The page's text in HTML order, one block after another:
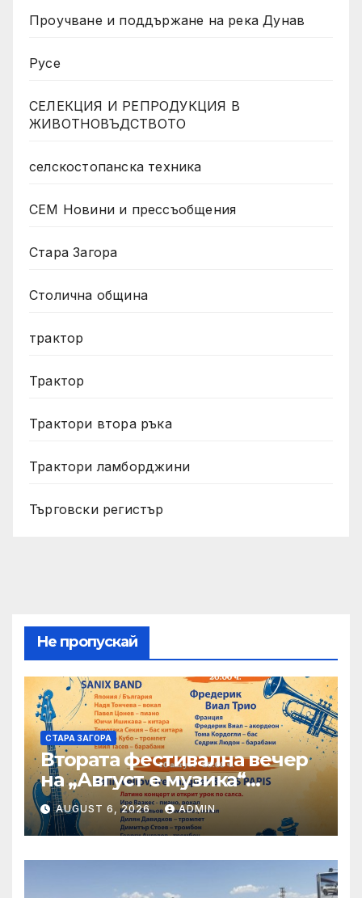
Проучване и поддържане на река Дунав
Русе
СЕЛЕКЦИЯ И РЕПРОДУКЦИЯ В
ЖИВОТНОВЪДСТВОТО
селскостопанска техника
СЕМ Новини и прессъобщения
Стара Загора
Столична община
трактор
Трактор
Трактори втора ръка
Трактори ламборджини
Търговски регистър
Не пропускай
СТАРА ЗАГОРА
Втората фестивална вечер
на „Август е музика“
посреща Фредерик Виал
Трио
AUGUST 6, 2026 ADMIN